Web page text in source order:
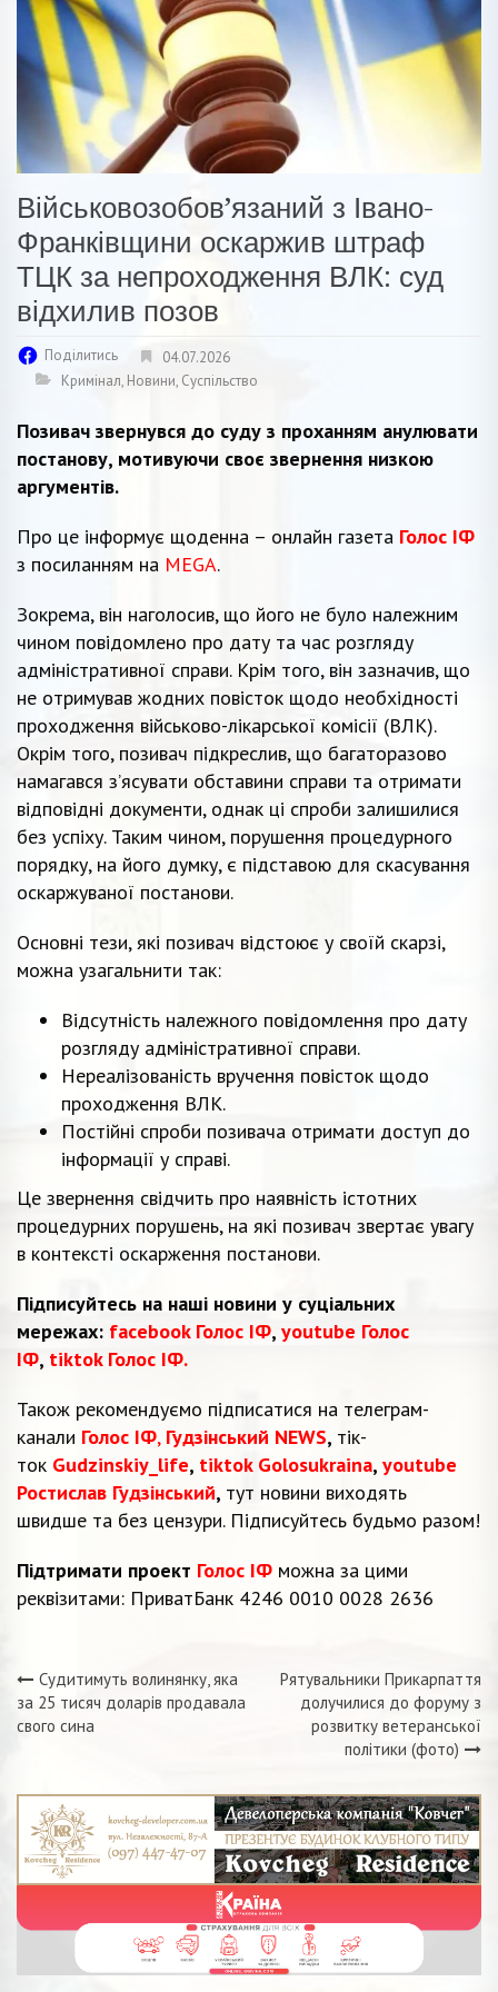
Військовозобов’язаний з Івано-
Франківщини оскаржив штраф
ТЦК за непроходження ВЛК: суд
відхилив позов
Поділитись
04.07.2026
Кримінал, Новини, Суспільство
Позивач звернувся до суду з проханням анулювати
постанову, мотивуючи своє звернення низкою
аргументів.
Про це інформує щоденна – онлайн газета Голос ІФ
з посиланням на MEGA.
Зокрема, він наголосив, що його не було належним
чином повідомлено про дату та час розгляду
адміністративної справи. Крім того, він зазначив, що
не отримував жодних повісток щодо необхідності
проходження військово-лікарської комісії (ВЛК).
Окрім того, позивач підкреслив, що багаторазово
намагався з’ясувати обставини справи та отримати
відповідні документи, однак ці спроби залишилися
без успіху. Таким чином, порушення процедурного
порядку, на його думку, є підставою для скасування
оскаржуваної постанови.
Основні тези, які позивач відстоює у своїй скарзі,
можна узагальнити так:
Відсутність належного повідомлення про дату
розгляду адміністративної справи.
Нереалізованість вручення повісток щодо
проходження ВЛК.
Постійні спроби позивача отримати доступ до
інформації у справі.
Це звернення свідчить про наявність істотних
процедурних порушень, на які позивач звертає увагу
в контексті оскарження постанови.
Підписуйтесь на наші новини у суціальних
мережах: facebook Голос ІФ, youtube Голос
ІФ, tiktok Голос ІФ.
Також рекомендуємо підписатися на телеграм-
канали Голос ІФ, Гудзінський NEWS, тік-
ток Gudzinskiy_life, tiktok Golosukraina, youtube
Ростислав Гудзінський, тут новини виходять
швидше та без цензури. Підписуйтесь будьмо разом!
Підтримати проект Голос ІФ можна за цими
реквізитами: ПриватБанк 4246 0010 0028 2636
Навігація
Судитимуть волинянку, яка
за 25 тисяч доларів продавала
свого сина
Рятувальники Прикарпаття
долучилися до форуму з
розвитку ветеранської
політики (фото)